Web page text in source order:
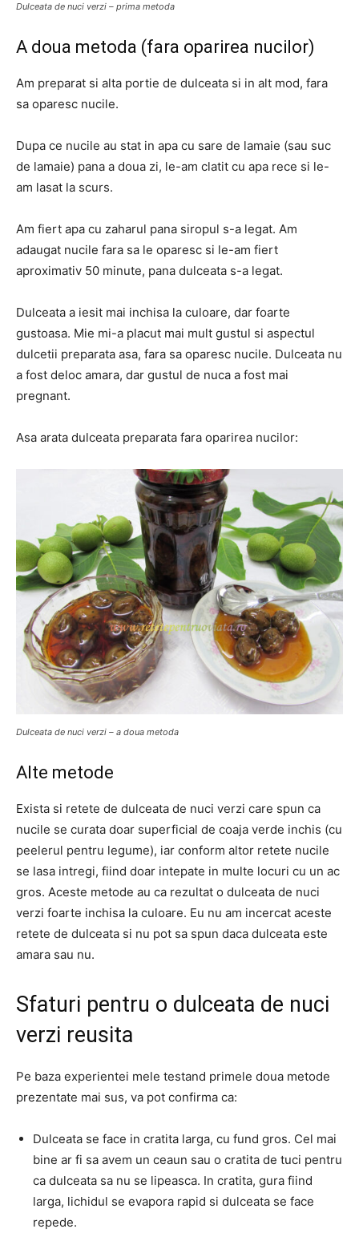
Dulceata de nuci verzi – prima metoda
A doua metoda (fara oparirea nucilor)
Am preparat si alta portie de dulceata si in alt mod, fara
sa oparesc nucile.
Dupa ce nucile au stat in apa cu sare de lamaie (sau suc
de lamaie) pana a doua zi, le-am clatit cu apa rece si le-
am lasat la scurs.
Am fiert apa cu zaharul pana siropul s-a legat. Am
adaugat nucile fara sa le oparesc si le-am fiert
aproximativ 50 minute, pana dulceata s-a legat.
Dulceata a iesit mai inchisa la culoare, dar foarte
gustoasa. Mie mi-a placut mai mult gustul si aspectul
dulcetii preparata asa, fara sa oparesc nucile. Dulceata nu
a fost deloc amara, dar gustul de nuca a fost mai
pregnant.
Asa arata dulceata preparata fara oparirea nucilor:
Dulceata de nuci verzi – a doua metoda
Alte metode
Exista si retete de dulceata de nuci verzi care spun ca
nucile se curata doar superficial de coaja verde inchis (cu
peelerul pentru legume), iar conform altor retete nucile
se lasa intregi, fiind doar intepate in multe locuri cu un ac
gros. Aceste metode au ca rezultat o dulceata de nuci
verzi foarte inchisa la culoare. Eu nu am incercat aceste
retete de dulceata si nu pot sa spun daca dulceata este
amara sau nu.
Sfaturi pentru o dulceata de nuci
verzi reusita
Pe baza experientei mele testand primele doua metode
prezentate mai sus, va pot confirma ca:
Dulceata se face in cratita larga, cu fund gros. Cel mai
bine ar fi sa avem un ceaun sau o cratita de tuci pentru
ca dulceata sa nu se lipeasca. In cratita, gura fiind
larga, lichidul se evapora rapid si dulceata se face
repede.